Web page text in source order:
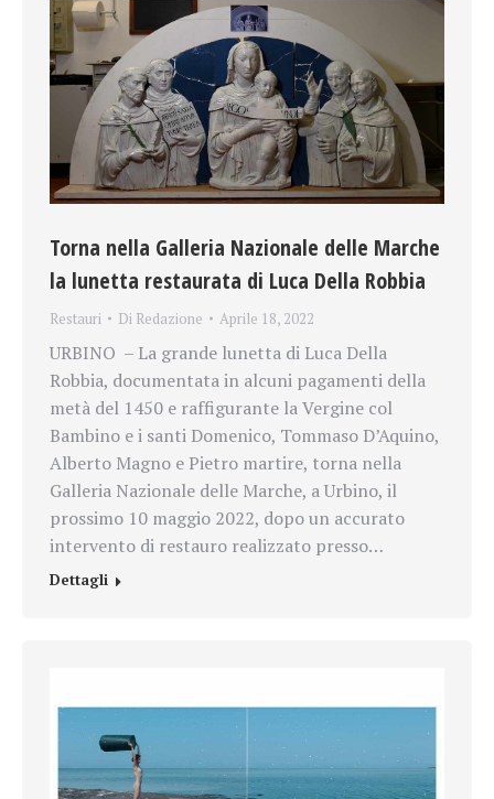
Torna nella Galleria Nazionale delle Marche
la lunetta restaurata di Luca Della Robbia
Restauri Di Redazione Aprile 18, 2022
URBINO – La grande lunetta di Luca Della
Robbia, documentata in alcuni pagamenti della
metà del 1450 e raffigurante la Vergine col
Bambino e i santi Domenico, Tommaso D’Aquino,
Alberto Magno e Pietro martire, torna nella
Galleria Nazionale delle Marche, a Urbino, il
prossimo 10 maggio 2022, dopo un accurato
intervento di restauro realizzato presso…
Dettagli